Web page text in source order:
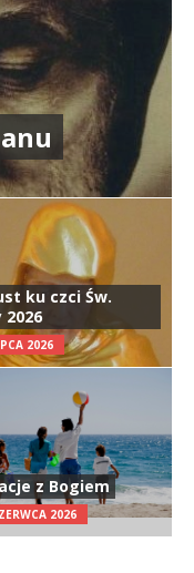
ku czci Św.
2026
2026
z Bogiem
2026